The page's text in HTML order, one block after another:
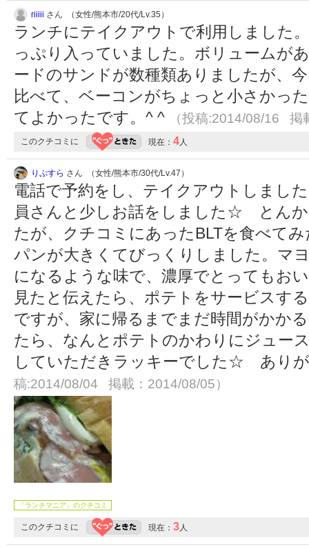
riiiii さん （女性/熊本市/20代/Lv.35）
ランチにテイクアウトで利用しました
っぷり入っていました。ボリュームが
ードのサンドが数種類ありましたが、
比べて、ベーコンがちょっと小さかっ
てよかったです。^ ^
（投稿:2014/08/16 掲
このクチコミに 現在： 4人
りぷすら さん （女性/熊本市/30代/Lv.47）
電話で予約をし、テイクアウトしまし
員さんと少しお話をしました☆ とん
たが、クチコミにあったBLTを食べて
パンが大きくてびっくりしました。マ
になるような味で、濃厚でとってもお
見たと伝えたら、ポテトをサービスす
ですが、家に帰るまでまだ時間がかか
たら、なんとポテトのかわりにジュー
していただきラッキーでした☆ あり
稿:2014/08/04 掲載：2014/08/05）
「ランチマニア」のクチコミ
このクチコミに 現在： 3人